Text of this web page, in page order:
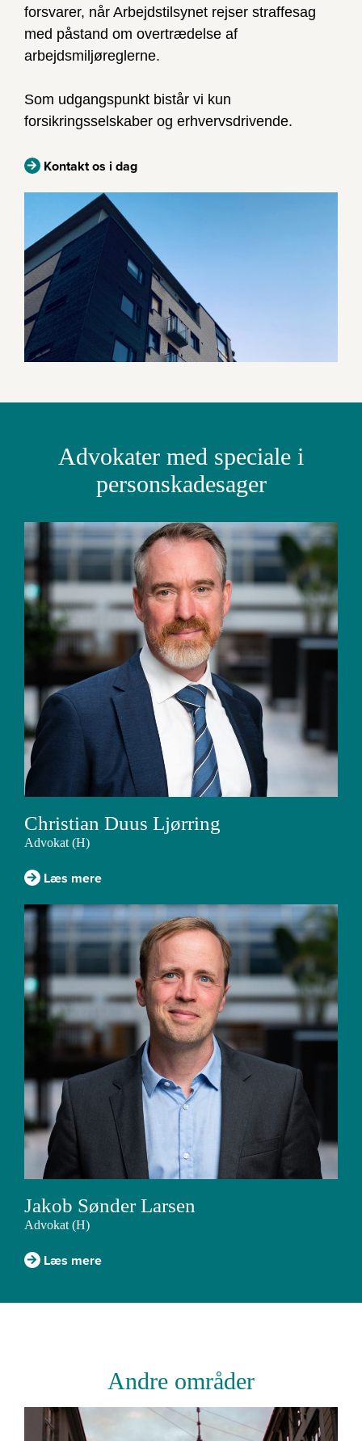
forsvarer, når Arbejdstilsynet rejser straffesag
med påstand om overtrædelse af
arbejdsmiljøreglerne.
Som udgangspunkt bistår vi kun
forsikringsselskaber og erhvervsdrivende.
Kontakt os i dag
Advokater med speciale i
personskadesager
Christian Duus Ljørring
Advokat (H)
Læs mere
Jakob Sønder Larsen
Advokat (H)
Læs mere
Andre områder